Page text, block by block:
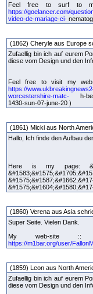
Feel free to surf to
https://goelancer.com/
video-de-mariage-ci-
(1862) Cheryle aus Europe
Zufaellig bin ich auf eurem
diese vom Design und den
Feel free to visit my
https://
worcestershire-matc- h-
1430-sun-07-june-20 )
(1861) Micki aus North
Hallo, Ich finde den Aufbau
Here is my page:
(1860) Verena aus Asia
Super Seite. Vielen Dank.
My web-site
https://m1bar.org/user/
(1859) Leon aus North
Zufaellig bin ich auf eurem
diese vom Design und den